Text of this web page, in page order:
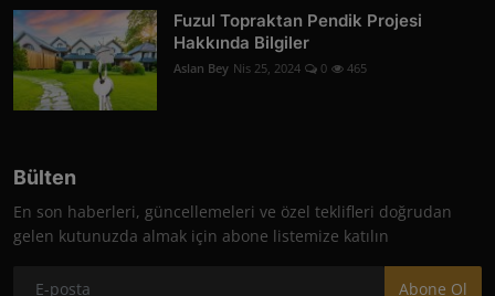
Fuzul Topraktan Pendik Projesi
Hakkında Bilgiler
Aslan Bey Nis 25, 2024 0 465
Bülten
En son haberleri, güncellemeleri ve özel teklifleri doğrudan
gelen kutunuzda almak için abone listemize katılın
Abone Ol